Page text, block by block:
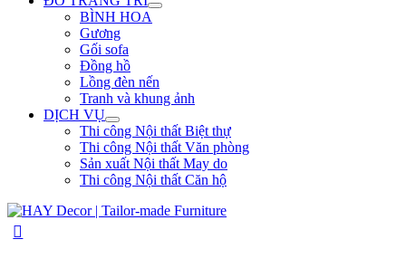
BÌNH HOA
Gương
Gối sofa
Đồng hồ
Lồng đèn nến
Tranh và khung ảnh
DỊCH VỤ
Thi công Nội thất Biệt thự
Thi công Nội thất Văn phòng
Sản xuất Nội thất May do
Thi công Nội thất Căn hộ